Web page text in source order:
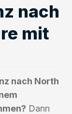
nach
mit
nach North
Dann